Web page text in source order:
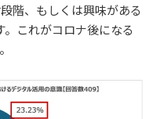
階、もしくは興味がある
これがコロナ後になる